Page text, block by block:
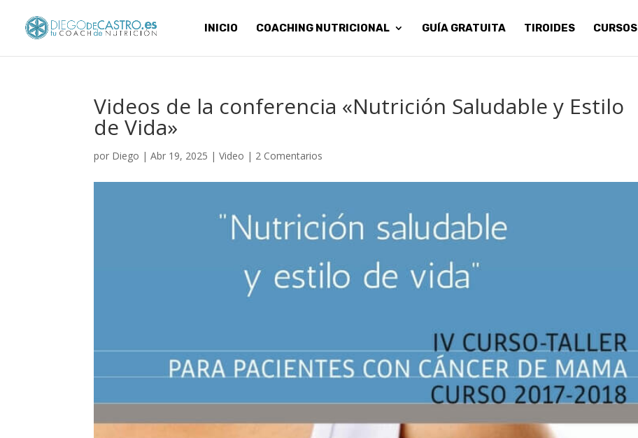
INICIO COACHING NUTRICIONAL GUÍA GRATUITA TIROIDES CURSOS
Videos de la conferencia «Nutrición Saludable y Estilo
de Vida»
por Diego |Abr 19, 2025 |Video | 2 Comentarios